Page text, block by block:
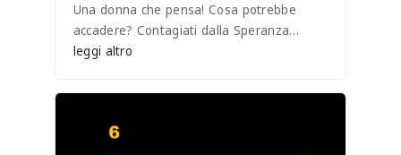
Una donna che pensa! Cosa potrebbe
accadere? Contagiati dalla Speranza…
leggi altro